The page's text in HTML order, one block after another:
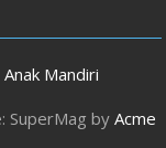
Mandiri
SuperMag byAcme